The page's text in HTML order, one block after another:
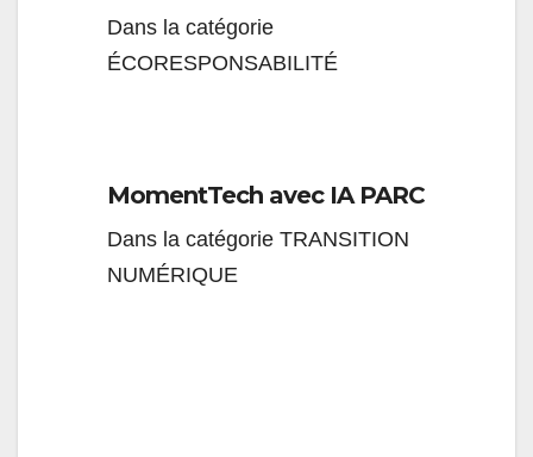
Dans la catégorie
ÉCORESPONSABILITÉ
MomentTech avec IA PARC
Dans la catégorie TRANSITION
NUMÉRIQUE